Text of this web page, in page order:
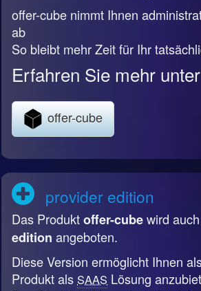
offer-cube nimmt Ihnen
ab
So bleibt mehr Zeit für Ihr
Erfahren Sie mehr unter
offer-cube
provider edition
Das Produktoffer-cubewird
edition angeboten.
Diese Version ermöglicht Ihnen
Produkt als SAAS Lösung